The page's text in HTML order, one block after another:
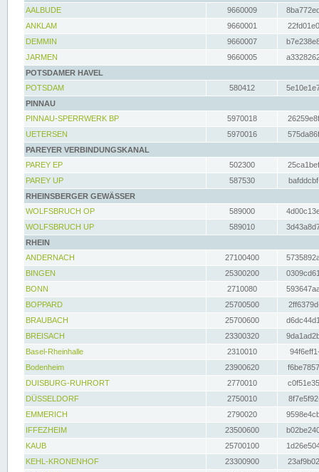
AALBUDE
9660009
ANKLAM
9660001
DEMMIN
9660007
JARMEN
9660005
POTSDAMER HAVEL
POTSDAM
580412
PINNAU
PINNAU-SPERRWERK BP
5970018
UETERSEN
5970016
PAREYER VERBINDUNGSKANAL
PAREY EP
502300
PAREY UP
587530
RHEINSBERGER GEWÄSSER
WOLFSBRUCH OP
589000
WOLFSBRUCH UP
589010
RHEIN
ANDERNACH
27100400
BINGEN
25300200
BONN
2710080
BOPPARD
25700500
BRAUBACH
25700600
BREISACH
23300320
Basel-Rheinhalle
2310010
Bodenheim
23900620
DUISBURG-RUHRORT
2770010
DÜSSELDORF
2750010
EMMERICH
2790020
IFFEZHEIM
23500600
KAUB
25700100
KEHL-KRONENHOF
23300900